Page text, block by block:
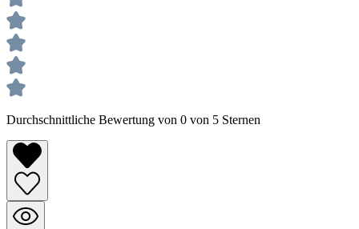
Durchschnittliche Bewertung von 0 von 5 Sternen